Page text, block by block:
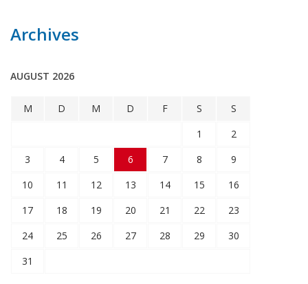
Archives
AUGUST 2026
M D M D F S
S
1
2
3
4 5 6 7 8
9
10
11 12 13 14 15
16
17
18 19 20 21 22
23
24
25 26 27 28 29
30
31